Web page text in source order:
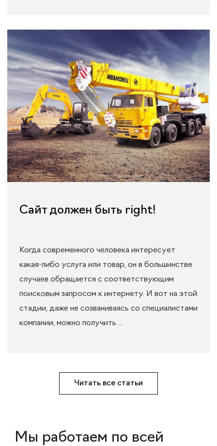
Сайт должен быть right!
Когда современного человека интересует
какая-либо услуга или товар, он в большинстве
случаев обращается с соответствующим
поисковым запросом к интернету. И вот на этой
стадии, даже не созваниваясь со специалистами
компании, можно получить ...
Читать все статьи
Мы работаем по всей